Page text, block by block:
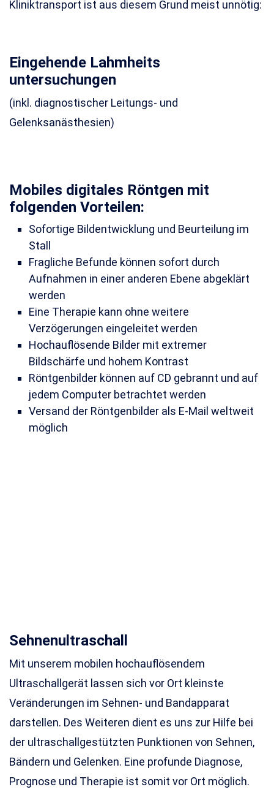
Kliniktransport ist aus diesem Grund meist unnötig:
Eingehende Lahmheits
untersuchungen
(inkl. diagnostischer Leitungs- und
Gelenksanästhesien)
Mobiles digitales Röntgen mit
folgenden Vorteilen:
Sofortige Bildentwicklung und Beurteilung im
Stall
Fragliche Befunde können sofort durch
Aufnahmen in einer anderen Ebene abgeklärt
werden
Eine Therapie kann ohne weitere
Verzögerungen eingeleitet werden
Hochauflösende Bilder mit extremer
Bildschärfe und hohem Kontrast
Röntgenbilder können auf CD gebrannt und auf
jedem Computer betrachtet werden
Versand der Röntgenbilder als E-Mail weltweit
möglich
Sehnenultraschall
Mit unserem mobilen hochauflösendem
Ultraschallgerät lassen sich vor Ort kleinste
Veränderungen im Sehnen- und Bandapparat
darstellen. Des Weiteren dient es uns zur Hilfe bei
der ultraschallgestützten Punktionen von Sehnen,
Bändern und Gelenken. Eine profunde Diagnose,
Prognose und Therapie ist somit vor Ort möglich.